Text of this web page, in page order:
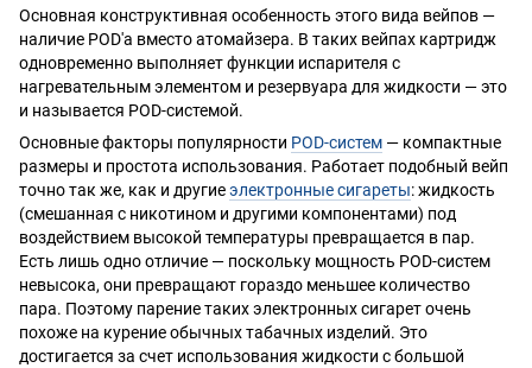
Основная конструктивная особенность этого вида вейпов —
наличие POD'а вместо атомайзера. В таких вейпах картридж
одновременно выполняет функции испарителя с
нагревательным элементом и резервуара для жидкости — это
и называется POD-системой.
Основные факторы популярности POD-систем — компактные
размеры и простота использования. Работает подобный вейп
точно так же, как и другиеэлектронные сигареты: жидкость
(смешанная с никотином и другими компонентами) под
воздействием высокой температуры превращается в пар.
Есть лишь одно отличие — поскольку мощность POD-систем
невысока, они превращают гораздо меньшее количество
пара. Поэтому парение таких электронных сигарет очень
похоже на курение обычных табачных изделий. Это
достигается за счет использования жидкости с большой